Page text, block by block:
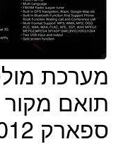
מערכת
תואם
ספארק 2012